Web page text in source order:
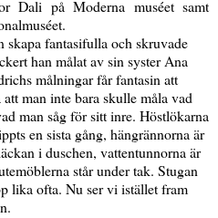
Dali på Moderna muséet samt
skapa fantasifulla och skruvade
han målat av sin syster Ana
målningar får fantasin att
man inte bara skulle måla vad
man såg för sitt inre. Höstlökarna
en sista gång, hängrännorna är
i duschen, vattentunnorna är
står under tak. Stugan
lika ofta. Nu ser vi istället fram